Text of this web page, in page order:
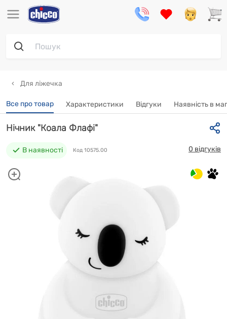
Для ліжечка
Все про товар Характеристики Відгуки Наявність в
Нічник "Коала Флафі"
В наявності Код 10575.00 0 відгуків